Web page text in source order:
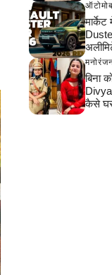
बिना
Divya
कैसे घर